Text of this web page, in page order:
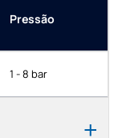
Pressão
1 - 8 bar